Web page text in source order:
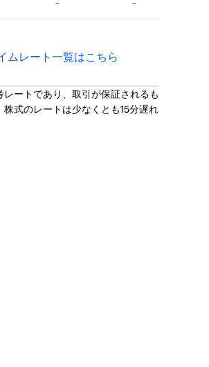
ムレート一覧はこちら
ートであり、取引が保証されるも
式のレートは少なくとも15分遅れ